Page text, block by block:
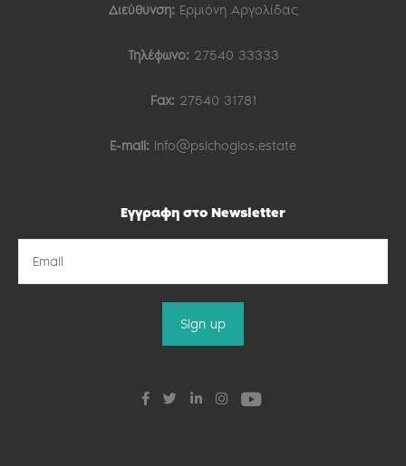
Διεύθυνση: Ερμιόνη Αργολίδας
Τηλέφωνο: 27540 33333
Fax: 27540 31781
E-mail: info@psichogios.estate
Εγγραφη στο Newsletter